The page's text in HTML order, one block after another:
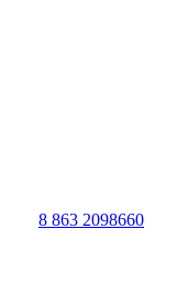
8 863 2098660